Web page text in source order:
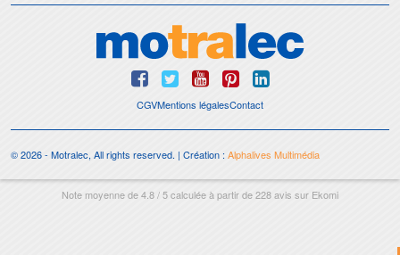
CGVMentions légalesContact
© 2026 - Motralec, All rights reserved. | Création :Alphalives Multimédia
Note moyenne de4.8/5calculée à partir de228avis sur Ekomi